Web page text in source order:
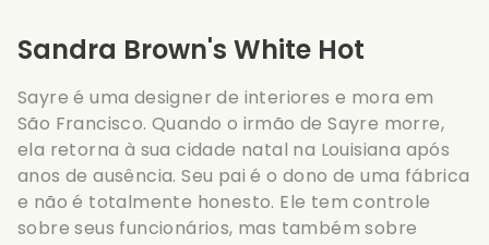
Sandra Brown's White Hot
Sayre é uma designer de interiores e mora em
São Francisco. Quando o irmão de Sayre morre,
ela retorna à sua cidade natal na Louisiana após
anos de ausência. Seu pai é o dono de uma fábrica
e não é totalmente honesto. Ele tem controle
sobre seus funcionários, mas também sobre